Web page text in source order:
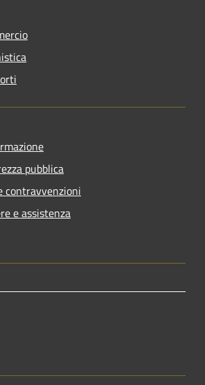
pubblica
contravvenzioni
e assistenza